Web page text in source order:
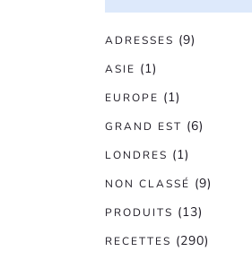
ADRESSES (9)
ASIE (1)
EUROPE (1)
GRAND EST (6)
LONDRES (1)
NON CLASSÉ (9)
PRODUITS (13)
RECETTES (290)